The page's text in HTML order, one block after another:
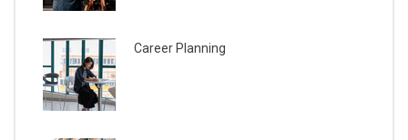
Career Planning